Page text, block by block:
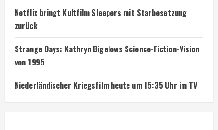
Netflix bringt Kultfilm Sleepers mit Starbesetzung
zurück
Strange Days: Kathryn Bigelows Science-Fiction-Vision
von 1995
Niederländischer Kriegsfilm heute um 15:35 Uhr im TV